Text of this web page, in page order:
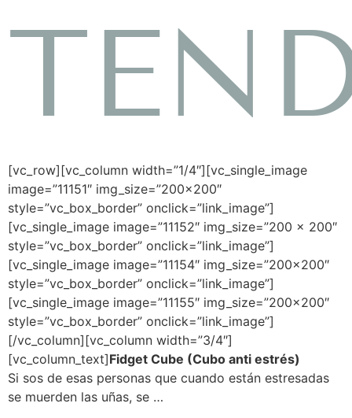
[vc_row][vc_column width=”1/4″][vc_single_image
image=”11151″ img_size=”200×200″
style=”vc_box_border” onclick=”link_image”]
[vc_single_image image=”11152″ img_size=”200 x 200″
style=”vc_box_border” onclick=”link_image”]
[vc_single_image image=”11154″ img_size=”200×200″
style=”vc_box_border” onclick=”link_image”]
[vc_single_image image=”11155″ img_size=”200×200″
style=”vc_box_border” onclick=”link_image”]
[/vc_column][vc_column width=”3/4″]
[vc_column_text]Fidget Cube (Cubo anti estrés)
Si sos de esas personas que cuando están estresadas
se muerden las uñas, se …